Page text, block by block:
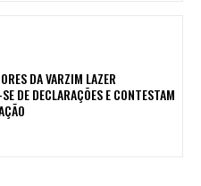
DA VARZIM LAZER
DE DECLARAÇÕES E CONTESTAM